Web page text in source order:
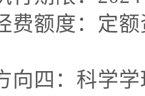
额度：定额
四：科学学